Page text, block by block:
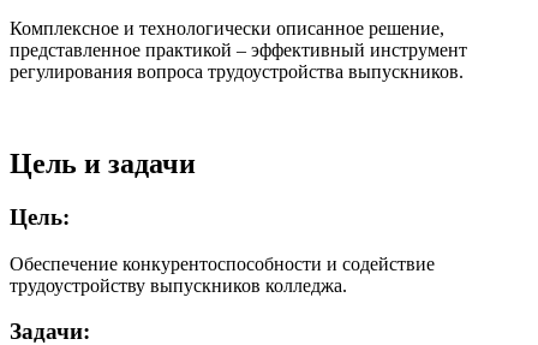
Комплексное и технологически описанное решение,
представленное практикой – эффективный инструмент
регулирования вопроса трудоустройства выпускников.
Цель и задачи
Цель:
Обеспечение конкурентоспособности и содействие
трудоустройству выпускников колледжа.
Задачи: